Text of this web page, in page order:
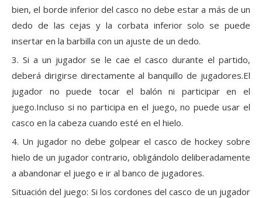
bien, el borde inferior del casco no debe estar a más de un
dedo de las cejas y la corbata inferior solo se puede
insertar en la barbilla con un ajuste de un dedo.
3. Si a un jugador se le cae el casco durante el partido,
deberá dirigirse directamente al banquillo de jugadores.El
jugador no puede tocar el balón ni participar en el
juego.Incluso si no participa en el juego, no puede usar el
casco en la cabeza cuando esté en el hielo.
4. Un jugador no debe golpear el casco de hockey sobre
hielo de un jugador contrario, obligándolo deliberadamente
a abandonar el juego e ir al banco de jugadores.
Situación del juego: Si los cordones del casco de un jugador